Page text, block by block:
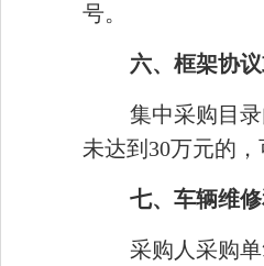
号。
六、框架协
集中采购目
未达到30万元的
七、车辆维
采购人采购